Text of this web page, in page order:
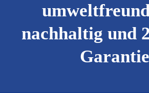
nachhaltig und
Garantie